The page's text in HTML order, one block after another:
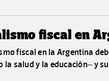
fiscal en
fiscal en la Argentina
salud y la educación– y